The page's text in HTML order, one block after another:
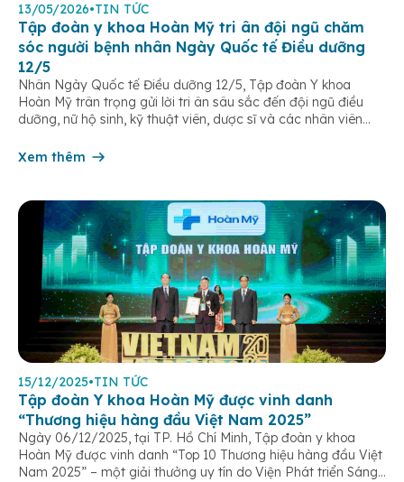
13/05/2026•TIN TỨC
Tập đoàn y khoa Hoàn Mỹ tri ân đội ngũ chăm
sóc người bệnh nhân Ngày Quốc tế Điều dưỡng
12/5
Nhân Ngày Quốc tế Điều dưỡng 12/5, Tập đoàn Y khoa
Hoàn Mỹ trân trọng gửi lời tri ân sâu sắc đến đội ngũ điều
dưỡng, nữ hộ sinh, kỹ thuật viên, dược sĩ và các nhân viên
âm thầm đồng hành trên […]
Xem thêm
15/12/2025•TIN TỨC
Tập đoàn Y khoa Hoàn Mỹ được vinh danh
“Thương hiệu hàng đầu Việt Nam 2025”
Ngày 06/12/2025, tại TP. Hồ Chí Minh, Tập đoàn y khoa
Hoàn Mỹ được vinh danh “Top 10 Thương hiệu hàng đầu Việt
Nam 2025” – một giải thưởng uy tín do Viện Phát triển Sáng